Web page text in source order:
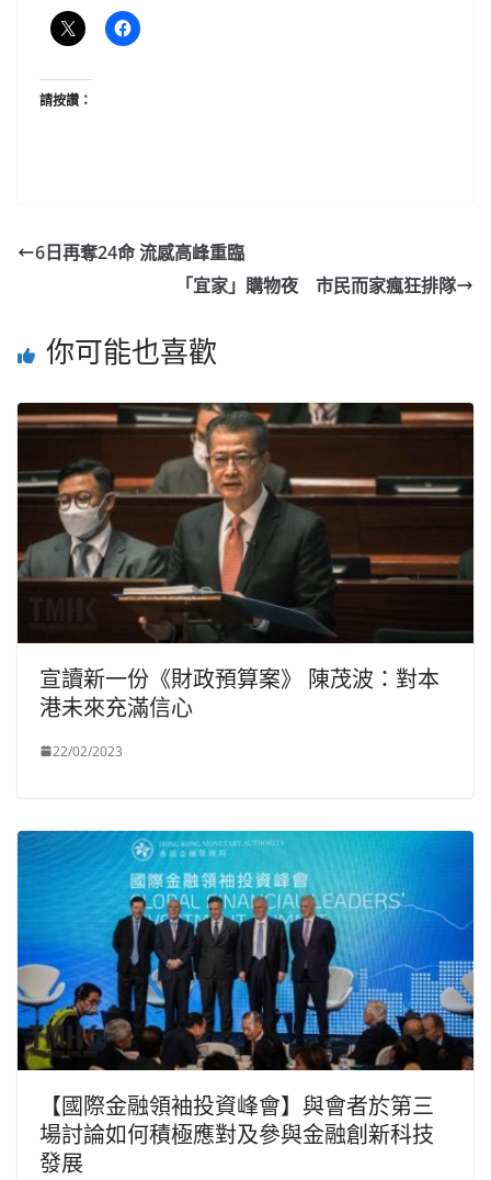
請按讚：
6日再奪24命 流感高峰重臨
「宜家」購物夜 市民而家瘋狂排隊
你可能也喜歡
宣讀新一份《財政預算案》 陳茂波：對本
港未來充滿信心
22/02/2023
【國際金融領袖投資峰會】與會者於第三
場討論如何積極應對及參與金融創新科技
發展